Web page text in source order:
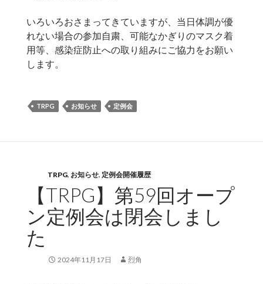
いろいろおさまってきていますが、当日体調が優
れない場合の参加自粛、可能なかぎりのマスク着
用等、感染症防止への取り組みにご協力をお願い
します。
TRPG お知らせ 定例会
TRPG, お知らせ, 定例会開催履歴
【TRPG】第59回オープ
ン定例会は閉会しまし
た
2024年11月17日 烈角